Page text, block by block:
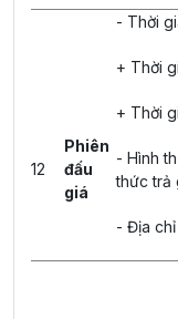
12
Phiên
đấu
giá
- Thời
+ Thời
+ Thời
- Hình
thức trả
- Địa